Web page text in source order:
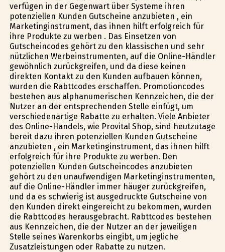
verfügen in der Gegenwart über Systeme ihren
potenziellen Kunden Gutscheine anzubieten , ein
Marketinginstrument, das ihnen hilft erfolgreich für
ihre Produkte zu werben . Das Einsetzen von
Gutscheincodes gehört zu den klassischen und sehr
nützlichen Werbeinstrumenten, auf die Online-Händler
gewöhnlich zurückgreifen, und da diese keinen
direkten Kontakt zu den Kunden aufbauen können,
wurden die Rabttcodes erschaffen. Promotioncodes
bestehen aus alphanumerischen Kennzeichen, die der
Nutzer an der entsprechenden Stelle einfügt, um
verschiedenartige Rabatte zu erhalten. Viele Anbieter
des Online-Handels, wie Provital Shop, sind heutzutage
bereit dazu ihren potenziellen Kunden Gutscheine
anzubieten , ein Marketinginstrument, das ihnen hilft
erfolgreich für ihre Produkte zu werben. Den
potenziellen Kunden Gutscheincodes anzubieten
gehört zu den unaufwendigen Marketinginstrumenten,
auf die Online-Händler immer häufiger zurückgreifen,
und da es schwierig ist ausgedruckte Gutscheine von
den Kunden direkt eingereicht zu bekommen, wurden
die Rabttcodes herausgebracht. Rabttcodes bestehen
aus Kennzeichen, die der Nutzer an der jeweiligen
Stelle seines Warenkorbs eingibt, um jegliche
Zusatzleistungen oder Rabatte zu nutzen.